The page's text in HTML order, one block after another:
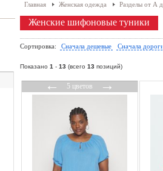
Главная Женская одежда Разделы от А
Женские шифоновые туники
Сортировка: Сначала дешевые Сначала
Показано 1 - 13 (всего 13 позиций)
←5 цветов→